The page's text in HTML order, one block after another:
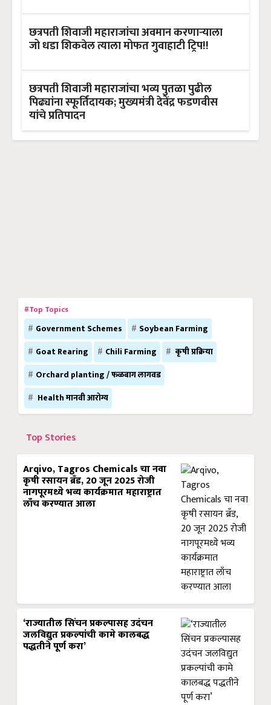
छत्रपती शिवाजी महाराजांचा अवमान करणाऱ्याला
जो धडा शिकवेल त्याला मोफत गुवाहाटी ट्रिप!!
छत्रपती शिवाजी महाराजांचा भव्य पुतळा पुढील
पिढ्यांना स्फूर्तिदायक; मुख्यमंत्री देवेंद्र फडणवीस
यांचे प्रतिपादन
#Top Topics
Government Schemes
Soybean Farming
Goat Rearing
Chili Farming
कृषी प्रक्रिया
Orchard planting / फळबाग लागवड
Health मानवी आरोग्य
Top Stories
Arqivo, Tagros Chemicals चा नवा
कृषी रसायन ब्रँड, 20 जून 2025 रोजी
नागपूरमध्ये भव्य कार्यक्रमात महाराष्ट्रात
लाँच करण्यात आला
‘राज्यातील सिंचन प्रकल्पासह उदंचन
जलविद्युत प्रकल्पांची कामे कालबद्ध
पद्धतीने पूर्ण करा’